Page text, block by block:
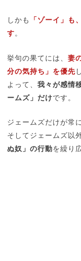
しかも
「ゾーイ」も
す。
挙句の果てには、 妻
分の気持ち」を優先
よって、 我々が感情
ームズ」だけです。
ジェームズだけが常
そしてジェームズ以
ぬ奴」の行動を繰り